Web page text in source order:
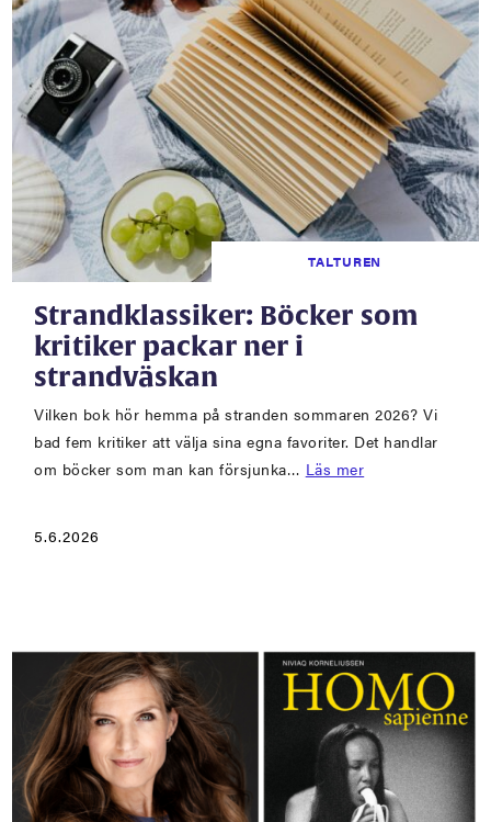
TALTUREN
Strandklassiker: Böcker som
kritiker packar ner i
strandväskan
Vilken bok hör hemma på stranden sommaren 2026? Vi
bad fem kritiker att välja sina egna favoriter. Det handlar
om böcker som man kan försjunka… Läs mer
5.6.2026